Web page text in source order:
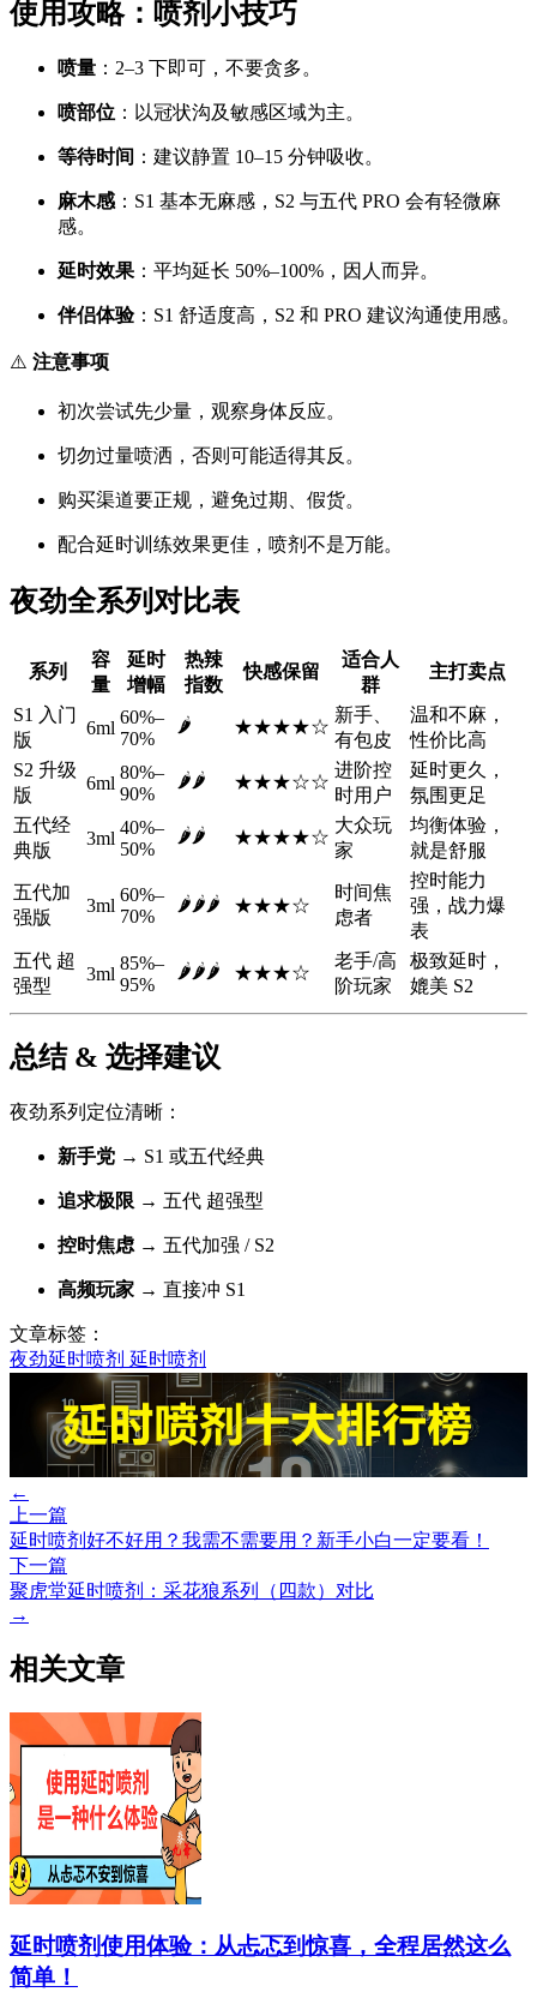
使用攻略：喷剂小技巧
喷量 ：2–3 下即可，不要贪多。
喷部位 ：以冠状沟及敏感区域为主。
等待时间 ：建议静置 10–15 分钟吸收。
麻木感 ：S1 基本无麻感，S2 与五代 PRO 会有轻微麻
感。
延时效果 ：平均延长 50%–100%，因人而异。
伴侣体验：S1 舒适度高，S2 和 PRO 建议沟通使用感。
⚠️ 注意事项
初次尝试先少量，观察身体反应。
切勿过量喷洒，否则可能适得其反。
购买渠道要正规，避免过期、假货。
配合延时训练效果更佳，喷剂不是万能。
夜劲全系列对比表
系列
容
量
延时
增幅
热辣
指数
快感保留
适合人
群
主打卖点
S1 入门
版
6ml
60%–
70%
🌶️ ★★★★☆
新手、
有包皮
温和不麻，
性价比高
S2 升级
版
6ml
80%–
90%
🌶️🌶️ ★★★☆☆
进阶控
时用户
延时更久，
氛围更足
五代经
典版
3ml
40%–
50%
🌶️🌶️ ★★★★☆
大众玩
家
均衡体验，
就是舒服
五代加
强版
3ml
60%–
70%
🌶️🌶️🌶️ ★★★☆
时间焦
虑者
控时能力
强，战力爆
表
五代 超
强型
3ml
85%–
95%
🌶️🌶️🌶️ ★★★☆
老手/高
阶玩家
极致延时，
媲美 S2
总结 & 选择建议
夜劲系列定位清晰：
新手党 → S1 或五代经典
追求极限 → 五代 超强型
控时焦虑 → 五代加强 / S2
高频玩家 → 直接冲 S1
文章标签：
夜劲延时喷剂 延时喷剂
←
上一篇
延时喷剂好不好用？我需不需要用？新手小白一定要看！
下一篇
聚虎堂延时喷剂：采花狼系列（四款）对比
→
相关文章
延时喷剂使用体验：从忐忑到惊喜，全程居然这么
简单！